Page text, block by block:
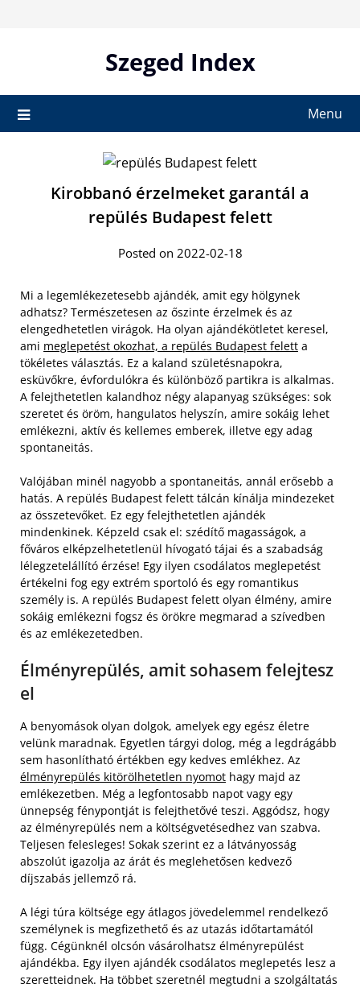
Szeged Index
Menu
Kirobbanó érzelmeket garantál a
repülés Budapest felett
Posted on 2022-02-18
Mi a legemlékezetesebb ajándék, amit egy hölgynek
adhatsz? Természetesen az őszinte érzelmek és az
elengedhetetlen virágok. Ha olyan ajándékötletet keresel,
ami meglepetést okozhat, a repülés Budapest felett a
tökéletes választás. Ez a kaland születésnapokra,
esküvőkre, évfordulókra és különböző partikra is alkalmas.
A felejthetetlen kalandhoz négy alapanyag szükséges: sok
szeretet és öröm, hangulatos helyszín, amire sokáig lehet
emlékezni, aktív és kellemes emberek, illetve egy adag
spontaneitás.
Valójában minél nagyobb a spontaneitás, annál erősebb a
hatás. A repülés Budapest felett tálcán kínálja mindezeket
az összetevőket. Ez egy felejthetetlen ajándék
mindenkinek. Képzeld csak el: szédítő magasságok, a
főváros elképzelhetetlenül hívogató tájai és a szabadság
lélegzetelállító érzése! Egy ilyen csodálatos meglepetést
értékelni fog egy extrém sportoló és egy romantikus
személy is. A repülés Budapest felett olyan élmény, amire
sokáig emlékezni fogsz és örökre megmarad a szívedben
és az emlékezetedben.
Élményrepülés, amit sohasem felejtesz
el
A benyomások olyan dolgok, amelyek egy egész életre
velünk maradnak. Egyetlen tárgyi dolog, még a legdrágább
sem hasonlítható értékben egy kedves emlékhez. Az
élményrepülés kitörölhetetlen nyomot hagy majd az
emlékezetben. Még a legfontosabb napot vagy egy
ünnepség fénypontját is felejthetővé teszi. Aggódsz, hogy
az élményrepülés nem a költségvetésedhez van szabva.
Teljesen felesleges! Sokak szerint ez a látványosság
abszolút igazolja az árát és meglehetősen kedvező
díjszabás jellemző rá.
A légi túra költsége egy átlagos jövedelemmel rendelkező
személynek is megfizethető és az utazás időtartamától
függ. Cégünknél olcsón vásárolhatsz élményrepülést
ajándékba. Egy ilyen ajándék csodálatos meglepetés lesz a
szeretteidnek. Ha többet szeretnél megtudni a szolgáltatás